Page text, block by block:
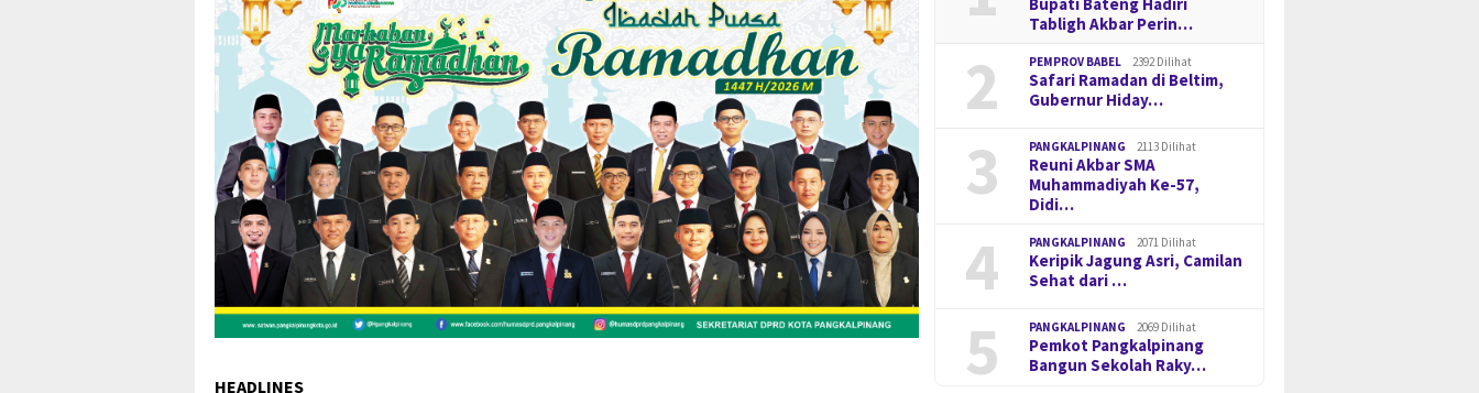
HEADLINES
Tabligh Akbar Perin…
2 PEMPROV BABEL 2392 Dilihat
Safari Ramadan di Beltim,
Gubernur Hiday…
3 PANGKALPINANG 2113 Dilihat
Reuni Akbar SMA
Muhammadiyah Ke-57,
Didi…
4 PANGKALPINANG 2071 Dilihat
Keripik Jagung Asri, Camilan
Sehat dari …
5 PANGKALPINANG 2069 Dilihat
Pemkot Pangkalpinang
Bangun Sekolah Raky…